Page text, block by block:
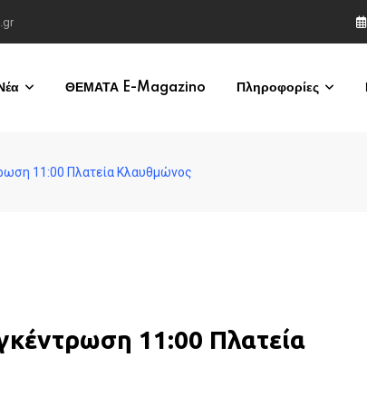
ΘΕΜΑΤΑ E-Magazino Πληροφορίες
11:00 Πλατεία Κλαυθμώνος
11:00 Πλατεία